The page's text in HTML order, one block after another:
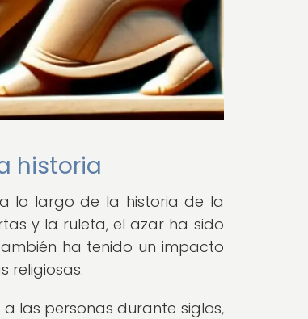
historia
lo largo de la historia de la
y la ruleta, el azar ha sido
ha tenido un impacto
religiosas.
las personas durante siglos,